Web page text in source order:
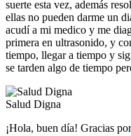
suerte esta vez, además
ellas no pueden darme un
acudí a mi medico y me
primera en ultrasonido, y
tiempo, llegar a tiempo y
se tarden algo de tiempo
Salud Digna
¡Hola, buen día! Gracias